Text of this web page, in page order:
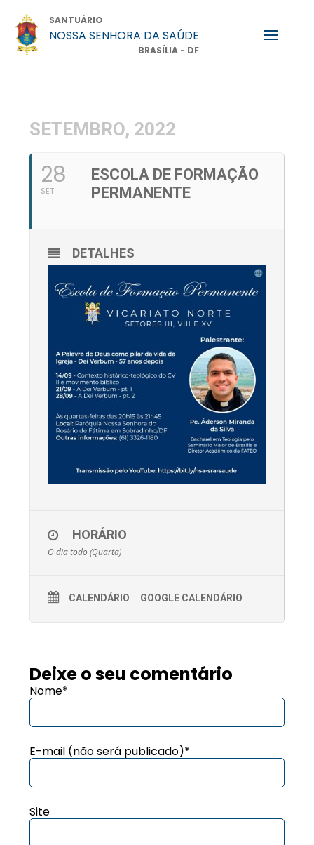
SANTUÁRIO
NOSSA SENHORA DA SAÚDE
BRASÍLIA - DF
SETEMBRO, 2022
28
SET
ESCOLA DE FORMAÇÃO
PERMANENTE
DETALHES
HORÁRIO
O dia todo (Quarta)
CALENDÁRIO GOOGLE CALENDÁRIO
Deixe o seu comentário
Nome*
E-mail (não será publicado)*
Site